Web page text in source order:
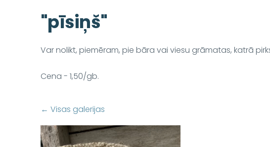
"pīsiņš"
Var nolikt, piemēram, pie bāra vai viesu grāmatas, katrā
Cena - 1,50/gb.
Visas galerijas